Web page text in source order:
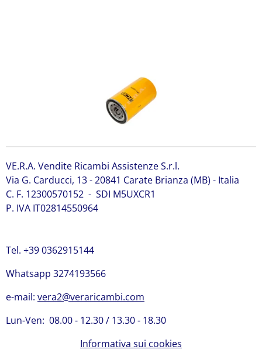
VE.R.A. Vendite Ricambi Assistenze S.r.l.
Via G. Carducci, 13 - 20841 Carate Brianza (MB) - Italia
C. F. 12300570152 - SDI M5UXCR1
P. IVA IT02814550964
Tel. +39 0362915144
Whatsapp 3274193566
e-mail: vera2@veraricambi.com
Lun-Ven: 08.00 - 12.30 / 13.30 - 18.30
Informativa sui cookies